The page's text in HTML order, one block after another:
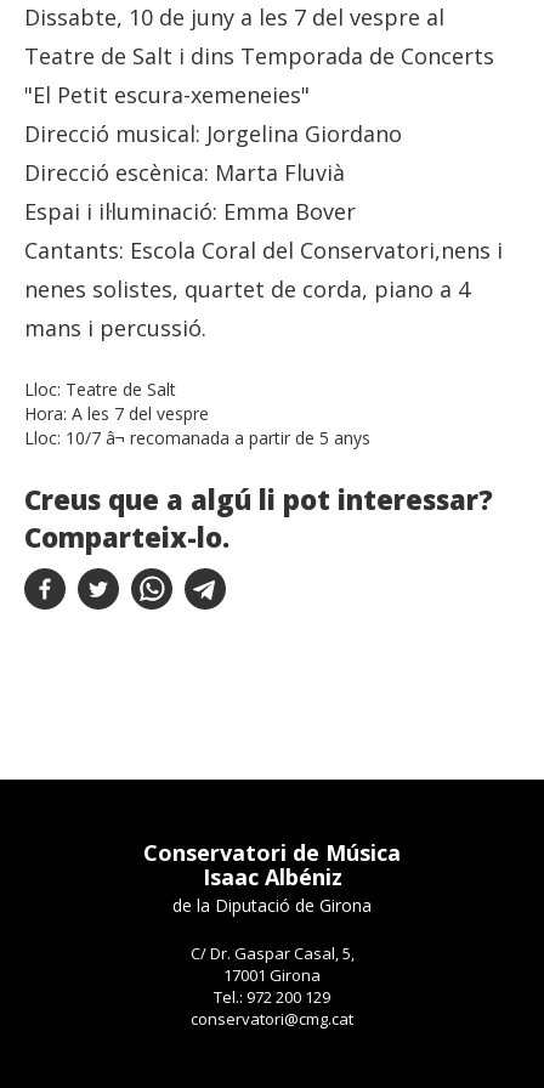
Dissabte, 10 de juny a les 7 del vespre al
Teatre de Salt i dins Temporada de Concerts
"El Petit escura-xemeneies"
Direcció musical: Jorgelina Giordano
Direcció escènica: Marta Fluvià
Espai i il·luminació: Emma Bover
Cantants: Escola Coral del Conservatori,nens i
nenes solistes, quartet de corda, piano a 4
mans i percussió.
Lloc: Teatre de Salt
Hora: A les 7 del vespre
Lloc: 10/7 â¬ recomanada a partir de 5 anys
Creus que a algú li pot interessar?
Comparteix-lo.
Conservatori de Música
Isaac Albéniz
de la Diputació de Girona
C/ Dr. Gaspar Casal, 5,
17001 Girona
Tel.: 972 200 129
conservatori@cmg.cat